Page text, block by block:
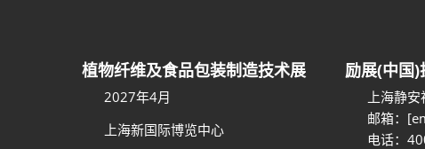
植物纤维及食品包装制造技术展
2027年4月
上海新国际博览中心
励展(中国)
上海静
邮箱：
电话：